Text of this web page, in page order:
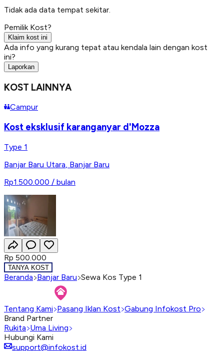
Tidak ada data tempat sekitar.
Pemilik Kost?
Klaim kost ini
Ada info yang kurang tepat atau kendala lain dengan kost
ini?
Laporkan
KOST LAINNYA
Campur
Kost eksklusif karanganyar d'Mozza
Type 1
Banjar Baru Utara Banjar Baru
Rp1.500.000 / bulan
Rp 500.000
TANYA KOST
Beranda Banjar Baru Sewa Kos Type 1
Tentang Kami Pasang Iklan Kost Gabung Infokost Pro
Brand Partner
Rukita Uma Living
Hubungi Kami
support@infokost.id